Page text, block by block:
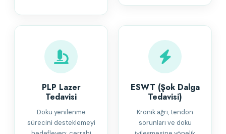
PLP Lazer
Tedavisi
Doku yenilenme
sürecini desteklemeyi
ESWT (Şok Dalga
Tedavisi)
Kronik ağrı, tendon
sorunları ve doku